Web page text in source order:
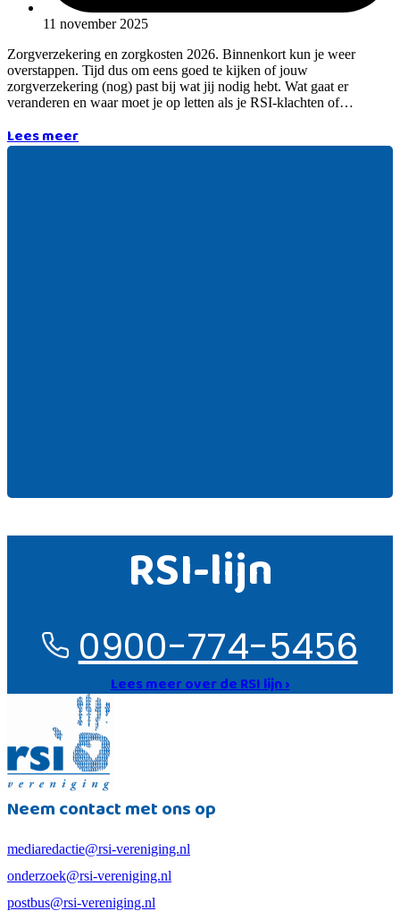
11 november 2025
Zorgverzekering en zorgkosten 2026. Binnenkort kun je weer
overstappen. Tijd dus om eens goed te kijken of jouw
zorgverzekering (nog) past bij wat jij nodig hebt. Wat gaat er
veranderen en waar moet je op letten als je RSI-klachten of…
Lees meer
RSI-lijn
0900-774-5456
Lees meer over de RSI lijn ›
Neem contact met ons op
mediaredactie@rsi-vereniging.nl
onderzoek@rsi-vereniging.nl
postbus@rsi-vereniging.nl